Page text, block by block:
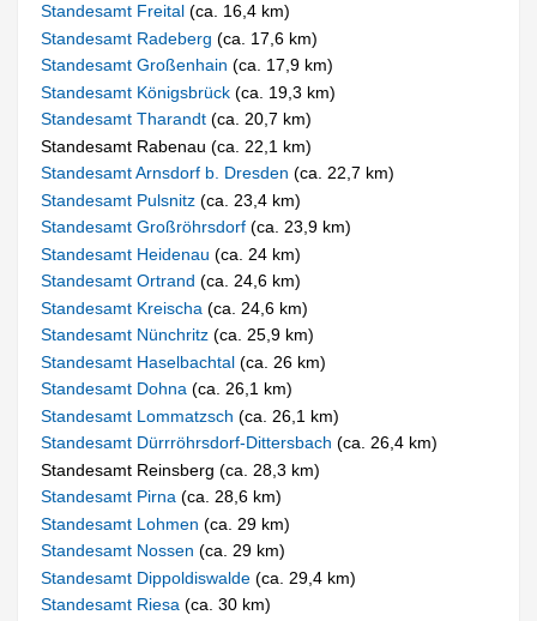
Standesamt Freital(ca. 16,4 km)
Standesamt Radeberg(ca. 17,6 km)
Standesamt Großenhain(ca. 17,9 km)
Standesamt Königsbrück(ca. 19,3 km)
Standesamt Tharandt(ca. 20,7 km)
Standesamt Rabenau (ca. 22,1 km)
Standesamt Arnsdorf b. Dresden(ca. 22,7 km)
Standesamt Pulsnitz(ca. 23,4 km)
Standesamt Großröhrsdorf(ca. 23,9 km)
Standesamt Heidenau(ca. 24 km)
Standesamt Ortrand(ca. 24,6 km)
Standesamt Kreischa(ca. 24,6 km)
Standesamt Nünchritz(ca. 25,9 km)
Standesamt Haselbachtal(ca. 26 km)
Standesamt Dohna(ca. 26,1 km)
Standesamt Lommatzsch(ca. 26,1 km)
Standesamt Dürrröhrsdorf-Dittersbach(ca. 26,4 km)
Standesamt Reinsberg (ca. 28,3 km)
Standesamt Pirna(ca. 28,6 km)
Standesamt Lohmen(ca. 29 km)
Standesamt Nossen(ca. 29 km)
Standesamt Dippoldiswalde(ca. 29,4 km)
Standesamt Riesa(ca. 30 km)